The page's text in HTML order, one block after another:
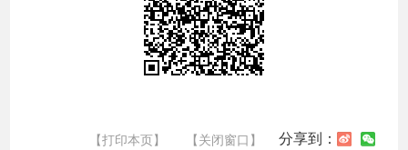
【打印本页】 【关闭窗口】 分享到：